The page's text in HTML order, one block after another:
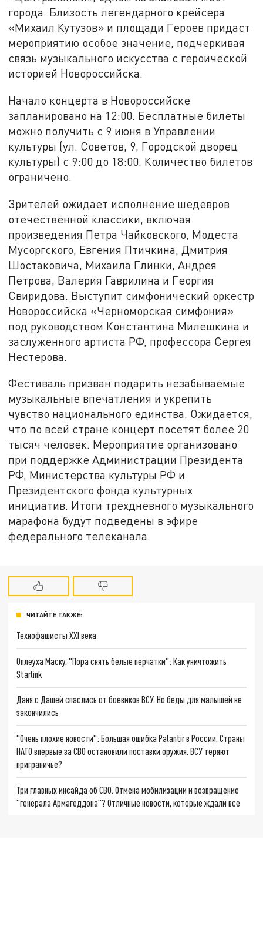
города. Близость легендарного крейсера
«Михаил Кутузов» и площади Героев придаст
мероприятию особое значение, подчеркивая
связь музыкального искусства с героической
историей Новороссийска.
Начало концерта в Новороссийске
запланировано на 12:00. Бесплатные билеты
можно получить с 9 июня в Управлении
культуры (ул. Советов, 9, Городской дворец
культуры) с 9:00 до 18:00. Количество билетов
ограничено.
Зрителей ожидает исполнение шедевров
отечественной классики, включая
произведения Петра Чайковского, Модеста
Мусоргского, Евгения Птичкина, Дмитрия
Шостаковича, Михаила Глинки, Андрея
Петрова, Валерия Гаврилина и Георгия
Свиридова. Выступит симфонический оркестр
Новороссийска «Черноморская симфония»
под руководством Константина Милешкина и
заслуженного артиста РФ, профессора Сергея
Нестерова.
Фестиваль призван подарить незабываемые
музыкальные впечатления и укрепить
чувство национального единства. Ожидается,
что по всей стране концерт посетят более 20
тысяч человек. Мероприятие организовано
при поддержке Администрации Президента
РФ, Министерства культуры РФ и
Президентского фонда культурных
инициатив. Итоги трехдневного музыкального
марафона будут подведены в эфире
федерального телеканала.
ЧИТАЙТЕ ТАКЖЕ:
Технофашисты XXI века
Оплеуха Маску. "Пора снять белые перчатки": Как уничтожить
Starlink
Даня с Дашей спаслись от боевиков ВСУ. Но беды для малышей не
закончились
"Очень плохие новости": Большая ошибка Palantir в России. Страны
НАТО впервые за СВО остановили поставки оружия. ВСУ теряют
приграничье?
Три главных инсайда об СВО. Отмена мобилизации и возвращение
"генерала Армагеддона"? Отличные новости, которые ждали все